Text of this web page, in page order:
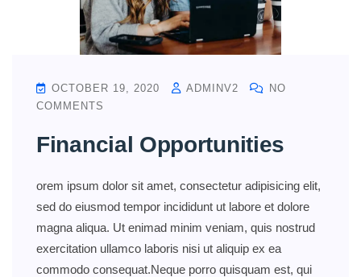
OCTOBER 19, 2020 ADMINV2
NO
COMMENTS
Financial Opportunities
orem ipsum dolor sit amet, consectetur adipisicing elit,
sed do eiusmod tempor incididunt ut labore et dolore
magna aliqua. Ut enimad minim veniam, quis nostrud
exercitation ullamco laboris nisi ut aliquip ex ea
commodo consequat.Neque porro quisquam est, qui